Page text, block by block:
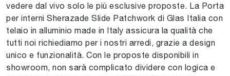
vedere dal vivo solo le più esclusive proposte. La Porta
per interni Sherazade Slide Patchwork di Glas Italia con
telaio in alluminio made in Italy assicura la qualità che
tutti noi richiediamo per i nostri arredi, grazie a design
unico e funzionalità. Con le proposte disponibili in
showroom, non sarà complicato dividere con logica e